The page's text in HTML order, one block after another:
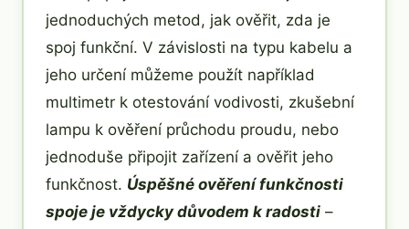
jednoduchých metod, jak ověřit, zda je
spoj funkční. V závislosti na typu kabelu a
jeho určení můžeme použít například
multimetr k otestování vodivosti, zkušební
lampu k ověření průchodu proudu, nebo
jednoduše připojit zařízení a ověřit jeho
funkčnost. Úspěšné ověření funkčnosti
spoje je vždycky důvodem k radosti –